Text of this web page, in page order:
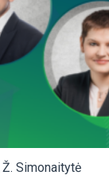
Ž. Simonaitytė